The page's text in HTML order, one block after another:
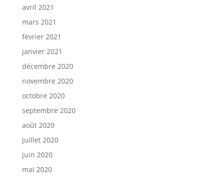
avril 2021
mars 2021
février 2021
janvier 2021
décembre 2020
novembre 2020
octobre 2020
septembre 2020
août 2020
juillet 2020
juin 2020
mai 2020